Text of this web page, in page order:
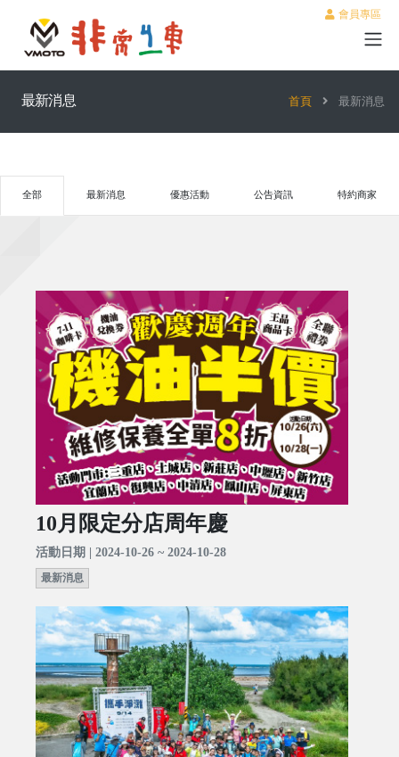
會員專區
最新消息 首頁 最新消息
全部 最新消息 優惠活動 公告資訊 特約商家
10月限定分店周年慶
活動日期 | 2024-10-26 ~ 2024-10-28
最新消息